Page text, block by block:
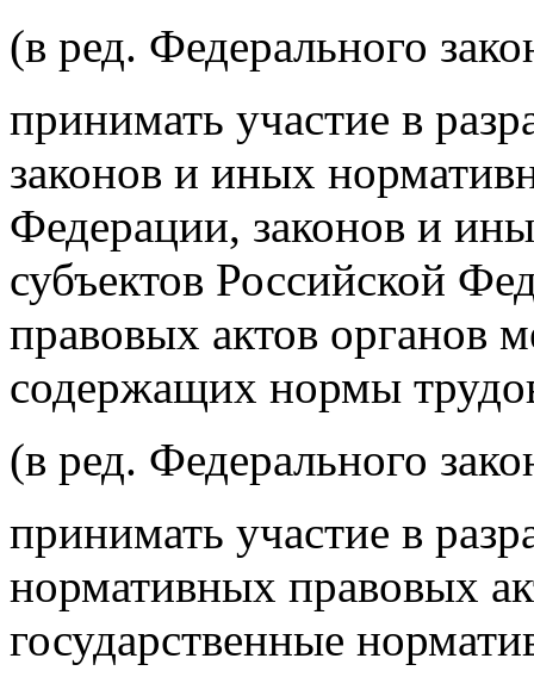
(в ред. Федерального
принимать участие в
законов и иных
Федерации, законов и
субъектов Российской
правовых актов органов
содержащих нормы
(в ред. Федерального
принимать участие в
нормативных правовых
государственные